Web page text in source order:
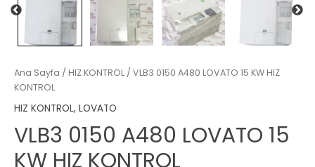
Ana Sayfa / HIZ KONTROL / VLB3 0150 A480 LOVATO 15 KW HIZ
KONTROL
HIZ KONTROL, LOVATO
VLB3 0150 A480 LOVATO 15
KW HIZ KONTROL